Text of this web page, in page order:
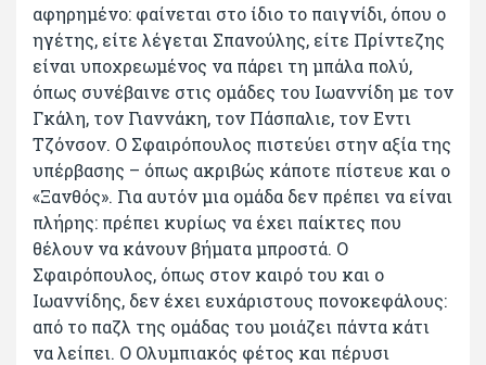
αφηρημένο: φαίνεται στο ίδιο το παιγνίδι, όπου ο
ηγέτης, είτε λέγεται Σπανούλης, είτε Πρίντεζης
είναι υποχρεωμένος να πάρει τη μπάλα πολύ,
όπως συνέβαινε στις ομάδες του Ιωαννίδη με τον
Γκάλη, τον Γιαννάκη, τον Πάσπαλιε, τον Εντι
Τζόνσον. Ο Σφαιρόπουλος πιστεύει στην αξία της
υπέρβασης – όπως ακριβώς κάποτε πίστευε και ο
«Ξανθός». Για αυτόν μια ομάδα δεν πρέπει να είναι
πλήρης: πρέπει κυρίως να έχει παίκτες που
θέλουν να κάνουν βήματα μπροστά. Ο
Σφαιρόπουλος, όπως στον καιρό του και ο
Ιωαννίδης, δεν έχει ευχάριστους πονοκεφάλους:
από το παζλ της ομάδας του μοιάζει πάντα κάτι
να λείπει. Ο Ολυμπιακός φέτος και πέρυσι